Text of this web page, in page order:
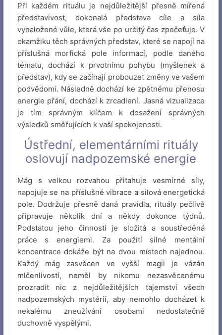
Při každém rituálu je nejdůležitější přesně mířená
představivost, dokonalá představa cíle a síla
vynaložené vůle, která vše po určitý čas zpečeťuje. V
okamžiku těch správných představ, které se napojí na
příslušná morfická pole informací, podle daného
tématu, dochází k prvotnímu pohybu (myšlenek a
představ), kdy se začínají probouzet změny ve vašem
podvědomí. Následně dochází ke zpětnému přenosu
energie přání, dochází k zrcadlení. Jasná vizualizace
je tím správným klíčem k dosažení správných
výsledků směřujících k vaší spokojenosti.
Ústřední, elementárními rituály
oslovují nadpozemské energie
Mág s velkou rozvahou přitahuje vesmírné síly,
napojuje se na příslušné vibrace a silová energetická
pole. Dodržuje přesně daná pravidla, rituály pečlivě
připravuje několik dní a někdy dokonce týdnů.
Podstatou jeho činnosti je složitá a soustředěná
práce s energiemi. Za použití silné mentální
koncentrace dokáže být na dvou místech najednou.
Každý mág zasvěcen ve vyšší magii je vázán
mlčenlivostí, neměl by nikomu nezasvěcenému
prozradit nic z nejdůležitějších tajemství všech
nadpozemských mystérií, aby nemohlo docházet k
nekalému zneužívání osobami nedostatečně
duchovně vyspělými.